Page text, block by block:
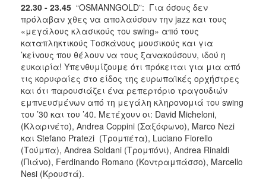
22.30 - 23.45 “OSMANNGOLD”: Για όσους δεν
πρόλαβαν χθες να απολαύσουν την jazz και τους
«μεγάλους κλασικούς του swing» από τους
καταπληκτικούς Τοσκάνους μουσικούς και για
’κείνους που θέλουν να τους ξανακούσουν, ιδού η
ευκαιρία! Υπενθυμίζουμε ότι πρόκειται για μια από
τις κορυφαίες στο είδος της ευρωπαϊκές ορχήστρες
και ότι παρουσιάζει ένα ρεπερτόριο τραγουδιών
εμπνευσμένων από τη μεγάλη κληρονομιά του swing
του ’30 και του ’40. Μετέχουν οι: David Micheloni,
(Κλαρινέτο), Andrea Coppini (Σαξόφωνο), Μarco Nezi
και Stefano Pratezi (Τρoμπέτα), Luciano Fiorello
(Τούμπα), Andrea Soldani (Τρομπόνι), Andrea Rinaldi
(Πιάνο), Ferdinando Romano (Κοντραμπάσσο), Marcello
Nesi (Κρουστά).